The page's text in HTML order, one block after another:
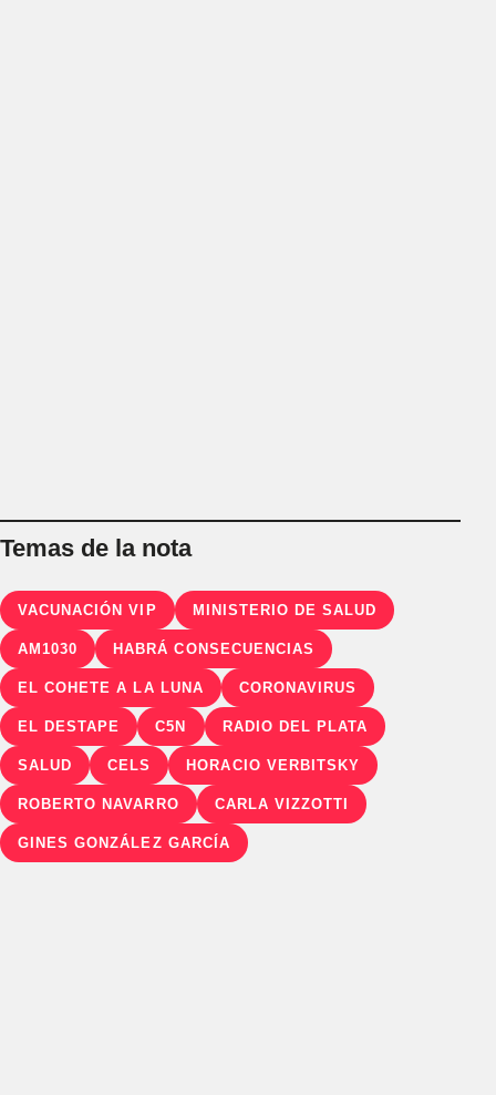
Temas de la nota
VACUNACIÓN VIP MINISTERIO DE SALUD
AM1030 HABRÁ CONSECUENCIAS
EL COHETE A LA LUNA CORONAVIRUS
EL DESTAPE C5N RADIO DEL PLATA
SALUD CELS HORACIO VERBITSKY
ROBERTO NAVARRO CARLA VIZZOTTI
GINES GONZÁLEZ GARCÍA